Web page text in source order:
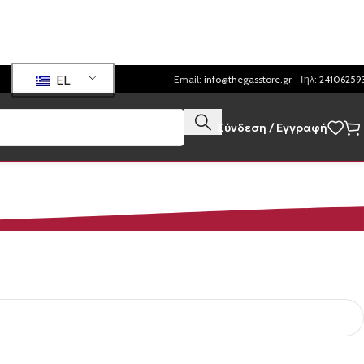
EL Email: info@thegasstore.gr Τηλ:
Σύνδεση / Εγγραφή